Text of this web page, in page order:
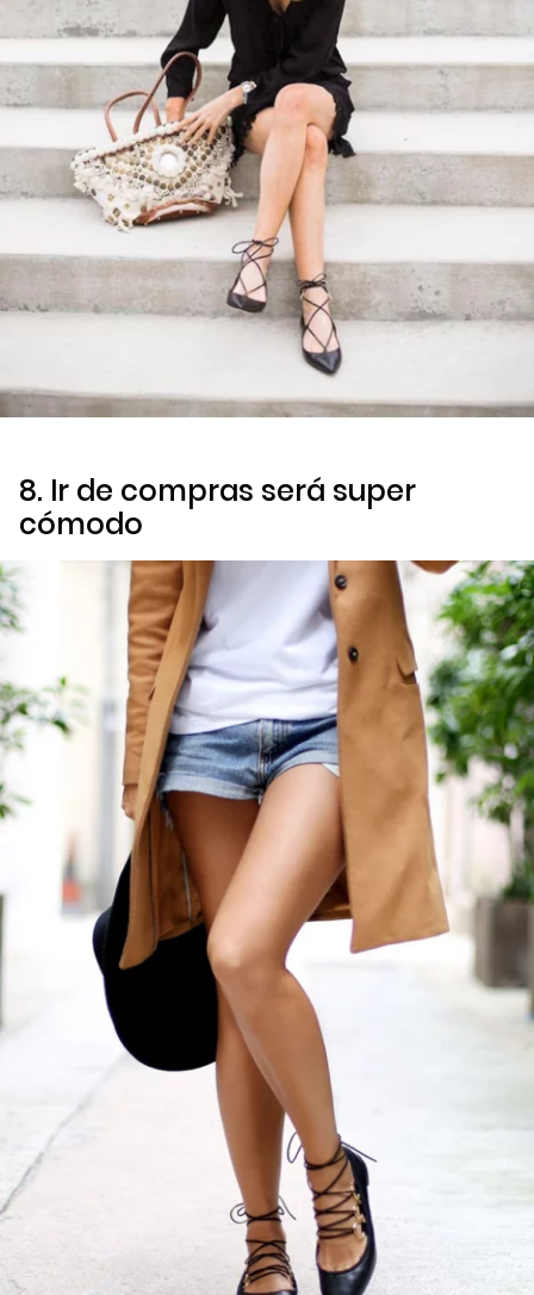
8. Ir de compras será super
cómodo